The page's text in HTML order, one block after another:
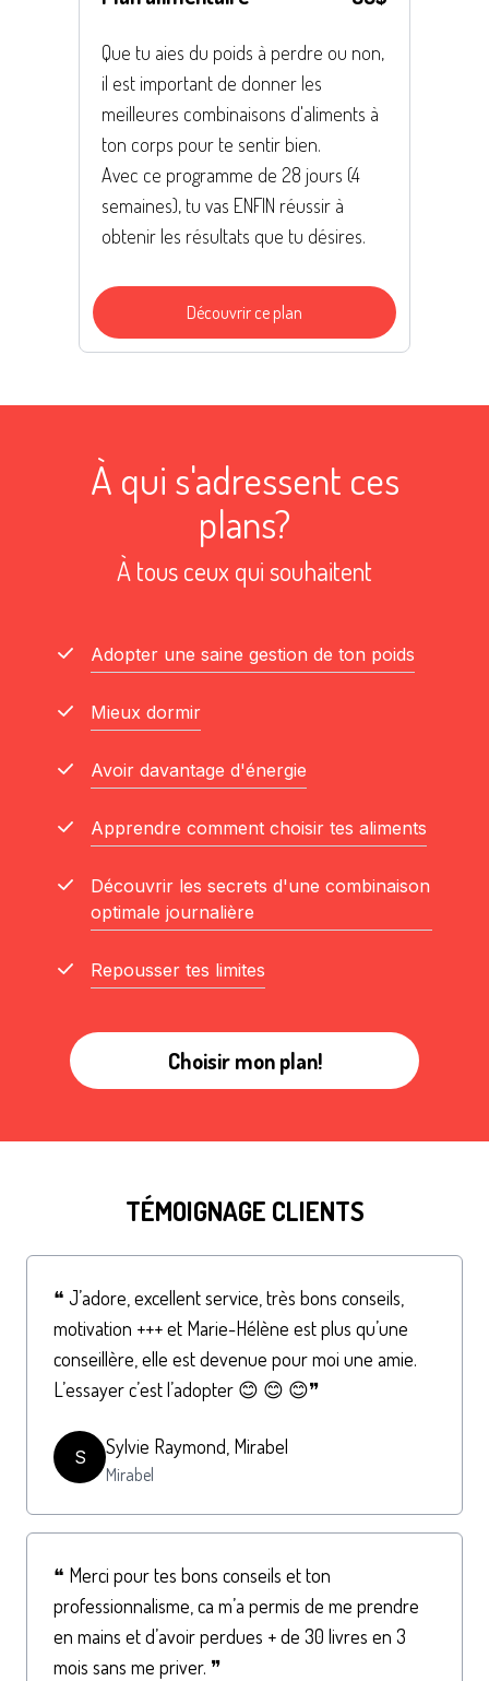
Que tu aies du poids à perdre ou non,
il est important de donner les
meilleures combinaisons d'aliments à
ton corps pour te sentir bien.
Avec ce programme de 28 jours (4
semaines), tu vas ENFIN réussir à
obtenir les résultats que tu désires.
Découvrir ce plan
À qui s'adressent ces
plans?
À tous ceux qui souhaitent
Adopter une saine gestion de ton poids
Mieux dormir
Avoir davantage d'énergie
Apprendre comment choisir tes aliments
Découvrir les secrets d'une combinaison
optimale journalière
Repousser tes limites
Choisir mon plan!
TÉMOIGNAGE CLIENTS
❝ J’adore, excellent service, très bons conseils,
motivation +++ et Marie-Hélène est plus qu’une
conseillère, elle est devenue pour moi une amie.
L’essayer c’est l’adopter 😊 😊 😊❞
S Sylvie Raymond, Mirabel
Mirabel
❝ Merci pour tes bons conseils et ton
professionnalisme, ca m’a permis de me prendre
en mains et d’avoir perdues + de 30 livres en 3
mois sans me priver. ❞